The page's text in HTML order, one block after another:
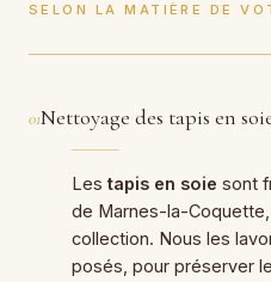
SELON LA MATIÈRE DE
01Nettoyage des tapis en
Lestapis en soie sont
de Marnes-la-
collection. Nous les
posés, pour préserver